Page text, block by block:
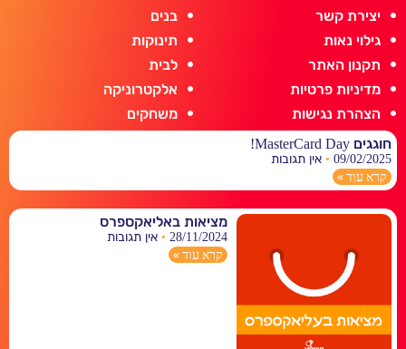
יצירת קשר
גילוי נאות
תקנון האתר
מדיניות פרטיות
הצהרת נגישות
בנים
תינוקות
לבית
אלקטרוניקה
משחקים
חוגגים MasterCard Day!
09/02/2025 אין תגובות
קרא עוד »
מציאות באליאקספרס
28/11/2024 אין תגובות
קרא עוד »